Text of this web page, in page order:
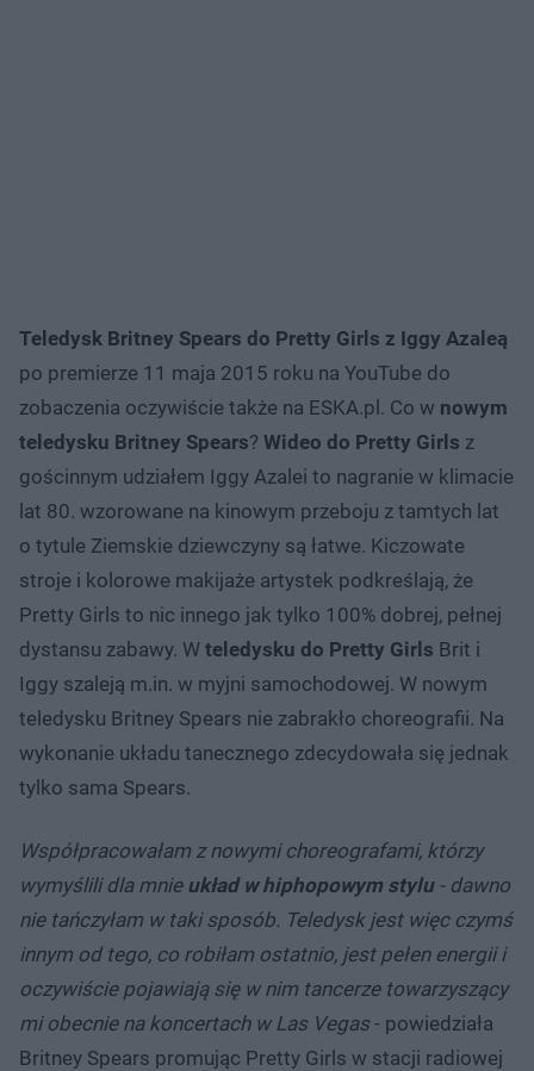
Teledysk Britney Spears do Pretty Girls z Iggy Azaleą
po premierze 11 maja 2015 roku na YouTube do
zobaczenia oczywiście także na ESKA.pl. Co w nowym
teledysku Britney Spears? Wideo do Pretty Girls z
gościnnym udziałem Iggy Azalei to nagranie w klimacie
lat 80. wzorowane na kinowym przeboju z tamtych lat
o tytule Ziemskie dziewczyny są łatwe. Kiczowate
stroje i kolorowe makijaże artystek podkreślają, że
Pretty Girls to nic innego jak tylko 100% dobrej, pełnej
dystansu zabawy. W teledysku do Pretty Girls Brit i
Iggy szaleją m.in. w myjni samochodowej. W nowym
teledysku Britney Spears nie zabrakło choreografii. Na
wykonanie układu tanecznego zdecydowała się jednak
tylko sama Spears.
Współpracowałam z nowymi choreografami, którzy
wymyślili dla mnieukład w hiphopowym stylu - dawno
nie tańczyłam w taki sposób. Teledysk jest więc czymś
innym od tego, co robiłam ostatnio, jest pełen energii i
oczywiście pojawiają się w nim tancerze towarzyszący
mi obecnie na koncertach w Las Vegas- powiedziała
Britney Spears promując Pretty Girls w stacji radiowej